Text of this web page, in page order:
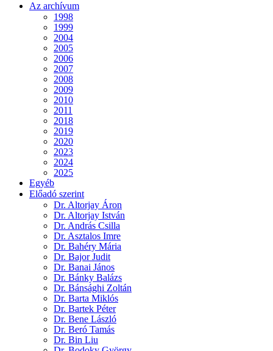
Az archívum
1998
1999
2004
2005
2006
2007
2008
2009
2010
2011
2018
2019
2020
2023
2024
2025
Egyéb
Előadó szerint
Dr. Altorjay Áron
Dr. Altorjay István
Dr. András Csilla
Dr. Asztalos Imre
Dr. Bahéry Mária
Dr. Bajor Judit
Dr. Banai János
Dr. Bánky Balázs
Dr. Bánsághi Zoltán
Dr. Barta Miklós
Dr. Bartek Péter
Dr. Bene László
Dr. Beró Tamás
Dr. Bin Liu